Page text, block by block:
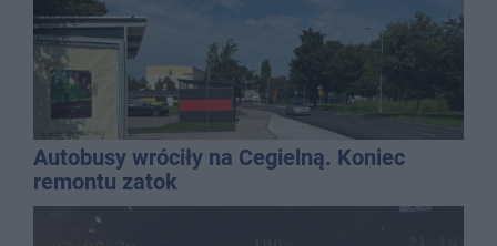
Autobusy wróciły na Cegielną. Koniec
remontu zatok